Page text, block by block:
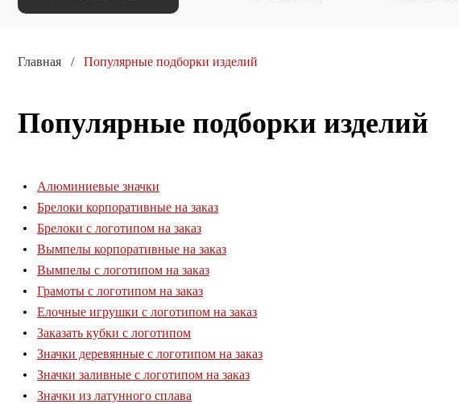
Главная Популярные подборки изделий
Популярные подборки изделий
Алюминиевые значки
Брелоки корпоративные на заказ
Брелоки с логотипом на заказ
Вымпелы корпоративные на заказ
Вымпелы с логотипом на заказ
Грамоты с логотипом на заказ
Елочные игрушки с логотипом на заказ
Заказать кубки с логотипом
Значки деревянные с логотипом на заказ
Значки заливные с логотипом на заказ
Значки из латунного сплава